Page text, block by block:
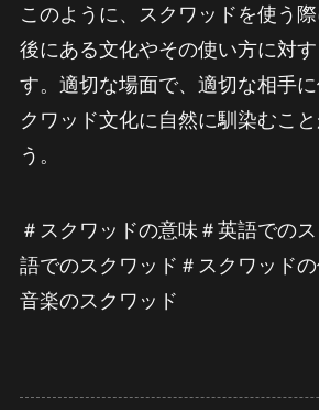
このように、スクワッドを使う
後にある文化やその使い方に対
す。適切な場面で、適切な相手
クワッド文化に自然に馴染むこ
う。
＃スクワッドの意味＃英語での
語でのスクワッド＃スクワッド
音楽のスクワッド